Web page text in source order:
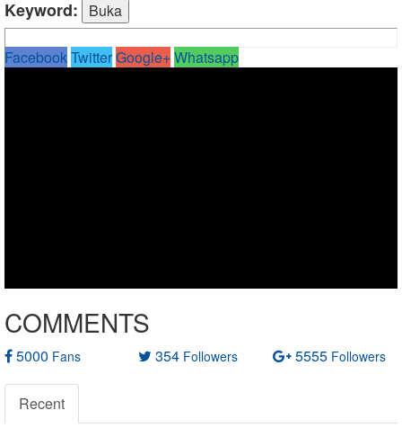
Keyword:
FacebookTwitterGoogle+Whatsapp
COMMENTS
5000 Fans 354 Followers 5555 Followers
Recent